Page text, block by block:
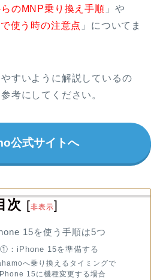
のMNP乗り換え手順 」や
使う時の注意点 」についてま
すいように解説しているの
考にしてください。
公式サイトへ
次 [非表示]
15を使う手順は5つ
：iPhone 15を準備する
へ乗り換えるタイミングで
15に機種変更する場合